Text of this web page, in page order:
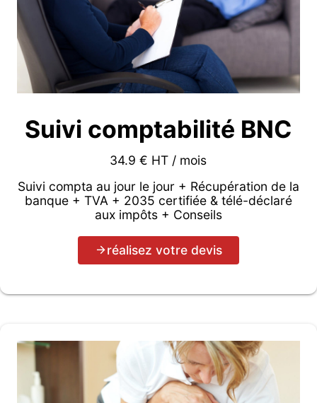
Suivi comptabilité BNC
34.9 € HT / mois
Suivi compta au jour le jour + Récupération de la
banque + TVA + 2035 certifiée & télé-déclaré
aux impôts + Conseils
réalisez votre devis